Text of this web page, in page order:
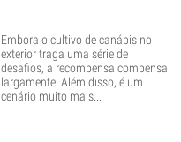
Embora o cultivo de canábis no
exterior traga uma série de
desafios, a recompensa compensa
largamente. Além disso, é um
cenário muito mais...